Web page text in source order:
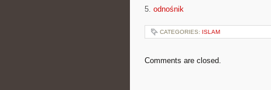
5. odnośnik
CATEGORIES: ISLAM
Comments are closed.